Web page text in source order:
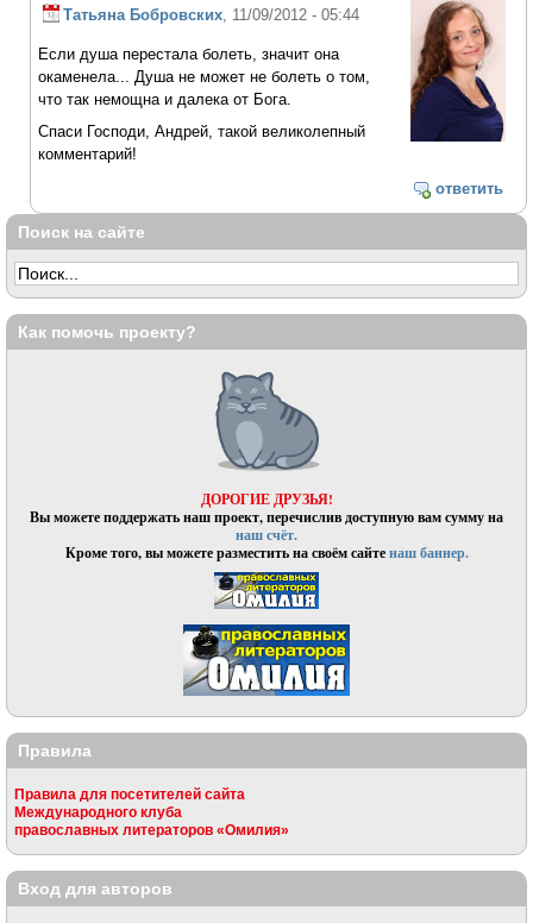
Татьяна Бобровских, 11/09/2012 - 05:44
Если душа перестала болеть, значит она
окаменела... Душа не может не болеть о том,
что так немощна и далека от Бога.
Спаси Господи, Андрей, такой великолепный
комментарий!
ответить
Поиск на сайте
Как помочь проекту?
ДОРОГИЕ ДРУЗЬЯ!
Вы можете поддержать наш проект, перечислив доступную вам сумму на
наш счёт.
Кроме того, вы можете разместить на своём сайтенаш баннер.
Правила
Правила для посетителей сайта
Международного клуба
православных литераторов «Омилия»
Вход для авторов